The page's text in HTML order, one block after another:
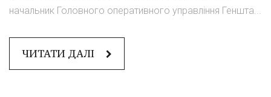
начальник Головного оперативного управління Геншта...
ЧИТАТИ ДАЛІ